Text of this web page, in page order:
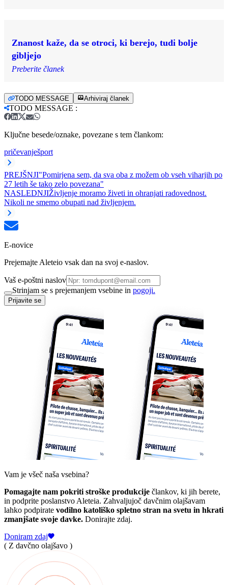
Znanost kaže, da se otroci, ki berejo, tudi bolje
gibljejo
Preberite članek
TODO MESSAGE Arhiviraj članek
TODO MESSAGE :
Ključne besede/oznake, povezane s tem člankom:
pričevanješport
PREJŠNJI"Pomirjena sem, da sva oba z možem ob vseh viharjih po
27 letih še tako zelo povezana"
NASLEDNJIŽivljenje moramo živeti in ohranjati radovednost.
Nikoli ne smemo obupati nad življenjem.
E-novice
Prejemajte Aleteio vsak dan na svoj e-naslov.
Vaš e-poštni naslov
Strinjam se s prejemanjem vsebine in pogoji.
Prijavite se
Vam je všeč naša vsebina?
Pomagajte nam pokriti stroške produkcije člankov, ki jih berete,
in podprite poslanstvo Aleteia. Zahvaljujoč davčnim olajšavam
lahko podpirate vodilno katoliško spletno stran na svetu in hkrati
zmanjšate svoje davke. Donirajte zdaj.
Doniram zdaj
( Z davčno olajšavo )